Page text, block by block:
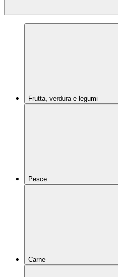
Frutta, verdura e legumi
Pesce
Carne